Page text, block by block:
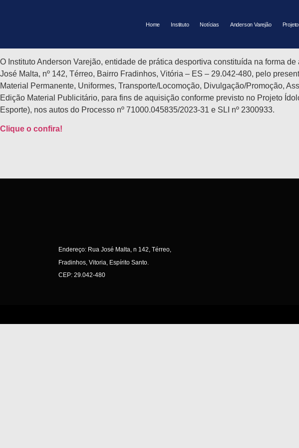
Home Instituto Notícias Anderson Varejão
Cotação 01/2024 – Projeto Ídolo Social
O Instituto Anderson Varejão, entidade de prática desportiva constituída na forma
José Malta, nº 142, Térreo, Bairro Fradinhos, Vitória – ES – 29.042-480, pelo
Material Permanente, Uniformes, Transporte/Locomoção, Divulgação/Promoção,
Edição Material Publicitário, para fins de aquisição conforme previsto no Projeto
Esporte), nos autos do Processo nº 71000.045835/2023-31 e SLI nº 2300933.
Clique o confira!
Endereço: Rua José Malta, n 142, Térreo,
Fradinhos, Vitoria, Espírito Santo.
CEP: 29.042-480